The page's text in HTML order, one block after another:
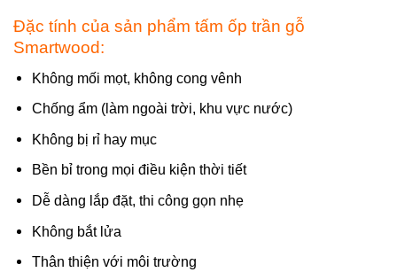
Đặc tính của sản phẩm tấm ốp trần gỗ
Smartwood:
Không mối mọt, không cong vênh
Chống ẩm (làm ngoài trời, khu vực nước)
Không bị rỉ hay mục
Bền bỉ trong mọi điều kiện thời tiết
Dễ dàng lắp đặt, thi công gọn nhẹ
Không bắt lửa
Thân thiện với môi trường